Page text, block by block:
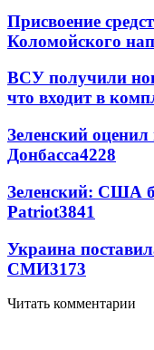
Присвоение
Коломойского
ВСУ получили
что входит в
Зеленский
Донбасса4228
Зеленский: США
Patriot3841
Украина
СМИ3173
Читать комментарии